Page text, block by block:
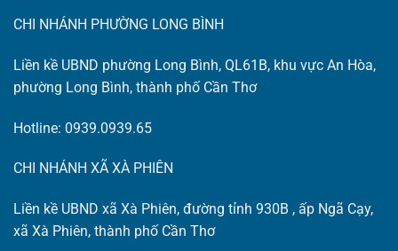
CHI NHÁNH PHƯỜNG LONG BÌNH
Liền kề UBND phường Long Bình, QL61B, khu vực An Hòa,
phường Long Bình, thành phố Cần Thơ
Hotline: 0939.0939.65
CHI NHÁNH XÃ XÀ PHIÊN
Liền kề UBND xã Xà Phiên, đường tỉnh 930B , ấp Ngã Cạy,
xã Xà Phiên, thành phố Cần Thơ